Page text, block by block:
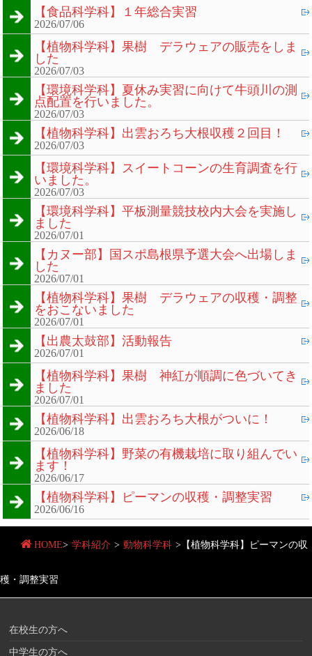
【食品科学科】１年総合実習
2026/07/06
【植物科学科】果樹 デラウェアの販売をしま
した
2026/07/03
【環境科学科】夏休み実習に向けて牛頭川の測
点配置を行いました。
2026/07/03
【植物科学科】出雲おろち大根収穫２回目！
2026/07/03
【環境科学科】スイートコーンの生育調査を行
いました。
2026/07/03
【環境科学科】平板測量競技校内大会を実施し
ました
2026/07/01
【カヌー部】国スポ島根県予選大会へ出場しま
した
2026/07/01
【植物科学科】果樹 デラウェアの収穫・調整
をおこないました
2026/07/01
【出農太鼓部】活動報告
2026/07/01
【植物科学科】果樹 神紅が順調に色づいてき
ました
2026/07/01
【植物科学科】出雲おろち大根がついに！
2026/06/18
【植物科学科】野菜の有機栽培に取り組んでい
ます！
2026/06/17
【植物科学科】ピーマンの収穫・調整実習
2026/06/16
HOME> 学科紹介 > 動物科学科 > 【植物科学科】ピーマンの収
穫・調整実習
在校生の方へ
中学生の方へ